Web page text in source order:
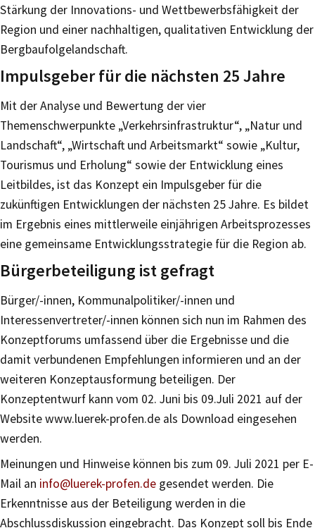
Stärkung der Innovations- und Wettbewerbsfähigkeit der
Region und einer nachhaltigen, qualitativen Entwicklung der
Bergbaufolgelandschaft.
Impulsgeber für die nächsten 25 Jahre
Mit der Analyse und Bewertung der vier
Themenschwerpunkte „Verkehrsinfrastruktur“, „Natur und
Landschaft“, „Wirtschaft und Arbeitsmarkt“ sowie „Kultur,
Tourismus und Erholung“ sowie der Entwicklung eines
Leitbildes, ist das Konzept ein Impulsgeber für die
zukünftigen Entwicklungen der nächsten 25 Jahre. Es bildet
im Ergebnis eines mittlerweile einjährigen Arbeitsprozesses
eine gemeinsame Entwicklungsstrategie für die Region ab.
Bürgerbeteiligung ist gefragt
Bürger/-innen, Kommunalpolitiker/-innen und
Interessenvertreter/-innen können sich nun im Rahmen des
Konzeptforums umfassend über die Ergebnisse und die
damit verbundenen Empfehlungen informieren und an der
weiteren Konzeptausformung beteiligen. Der
Konzeptentwurf kann vom 02. Juni bis 09.Juli 2021 auf der
Website www.luerek-profen.de als Download eingesehen
werden.
Meinungen und Hinweise können bis zum 09. Juli 2021 per E-
Mail an info@luerek-profen.de gesendet werden. Die
Erkenntnisse aus der Beteiligung werden in die
Abschlussdiskussion eingebracht. Das Konzept soll bis Ende